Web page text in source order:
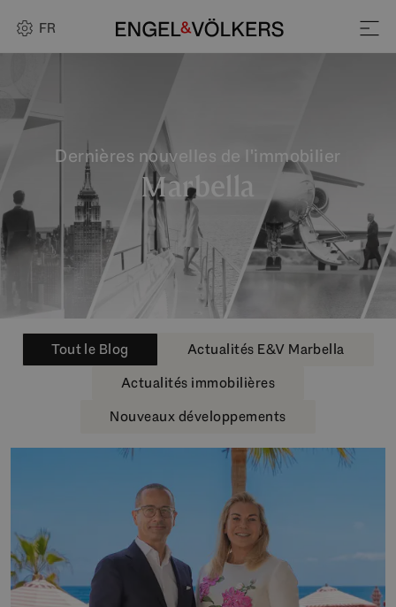
FR
Dernières nouvelles de l'immobilier
Marbella
Tout le Blog
Actualités E&V Marbella
Actualités immobilières
Nouveaux développements